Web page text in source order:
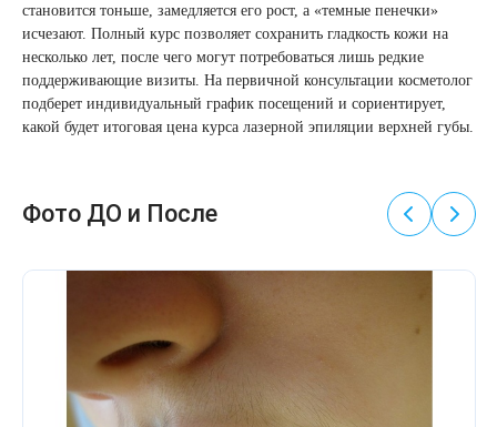
становится тоньше, замедляется его рост, а «темные пенечки»
исчезают. Полный курс позволяет сохранить гладкость кожи на
несколько лет, после чего могут потребоваться лишь редкие
поддерживающие визиты. На первичной консультации косметолог
подберет индивидуальный график посещений и сориентирует,
какой будет итоговая цена курса лазерной эпиляции верхней губы.
Фото ДО и После